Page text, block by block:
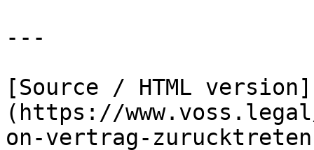
---
[Source / HTML version]
(https://